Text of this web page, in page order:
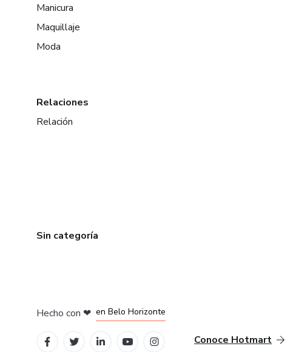
Manicura
Maquillaje
Moda
Relaciones
Relación
Sin categoría
Hecho con ❤ en Belo Horizonte
Conoce Hotmart